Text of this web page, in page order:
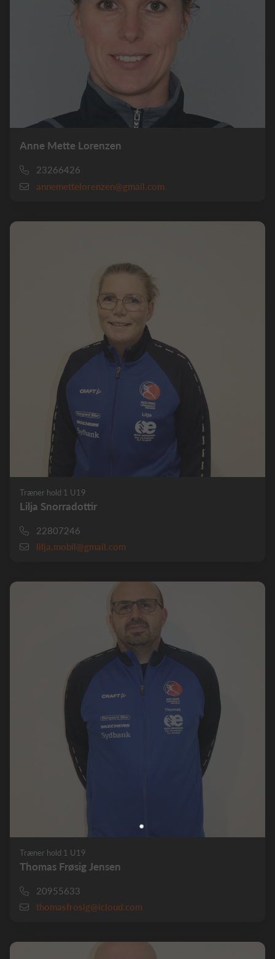
Anne Mette Lorenzen
23266426
annemettelorenzen@gmail.com
Træner hold 1 U19
Lilja Snorradottir
22807246
lilja.mobil@gmail.com
Træner hold 1 U19
Thomas Frøsig Jensen
20955633
thomasfrosig@icloud.com